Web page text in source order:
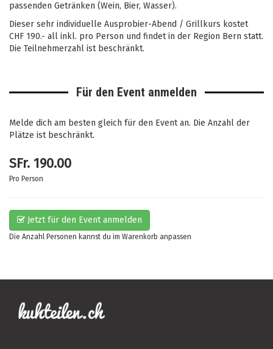
passenden Getränken (Wein, Bier, Wasser).
Dieser sehr individuelle Ausprobier-Abend / Grillkurs kostet
CHF 190.- all inkl. pro Person und findet in der Region Bern statt.
Die Teilnehmerzahl ist beschränkt.
Für den Event anmelden
Melde dich am besten gleich für den Event an. Die Anzahl der
Plätze ist beschränkt.
SFr. 190.00
Pro Person
Jetzt für den Event anmelden
Die Anzahl Personen kannst du im Warenkorb anpassen